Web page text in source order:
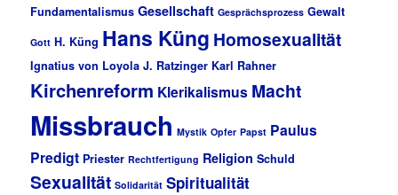
Fundamentalismus Gesellschaft Gesprächsprozess Gewalt
Gott H. Küng Hans Küng Homosexualität
Ignatius von Loyola J. Ratzinger Karl Rahner
Kirchenreform Klerikalismus Macht
Missbrauch Mystik Opfer Papst Paulus
Predigt Priester Rechtfertigung Religion Schuld
Sexualität Solidarität Spiritualität